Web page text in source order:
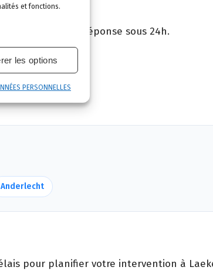
et fonctions.
les options
PERSONNELLES
02 523 21 89. Réponse sous 24h.
garantie.
Anderlecht
pour planifier votre intervention à